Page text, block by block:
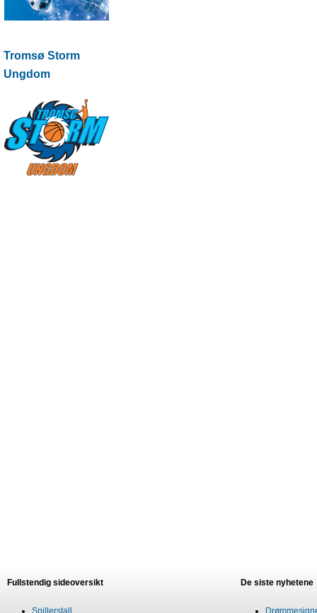
Tromsø Storm
Ungdom
Fullstendig sideoversikt
Spillerstall
De siste nyhetene